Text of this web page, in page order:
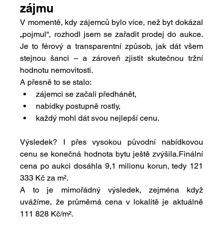
zájmu
V momentě, kdy zájemců bylo více, než byt dokázal
„pojmul“, rozhodl jsem se zařadit prodej do aukce.
Je to férový a transparentní způsob, jak dát všem
stejnou šanci – a zároveň zjistit skutečnou tržní
hodnotu nemovitosti.
A přesně to se stalo:
zájemci se začali předhánět,
nabídky postupně rostly,
každý mohl dát svou nejlepší cenu.
Výsledek? I přes vysokou původní nabídkovou
cenu se konečná hodnota bytu ještě zvýšila.Finální
cena po aukci dosáhla 9,1 milionu korun, tedy 121
333 Kč za m².
A to je mimořádný výsledek, zejména když
uvážíme, že průměrná cena v lokalitě je aktuálně
111 828 Kč/m².